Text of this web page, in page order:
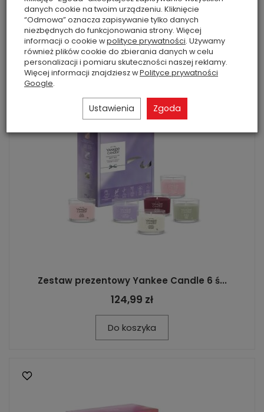
Zestaw zapachowy lawenda z Prowansj...
21,90 zł
Do koszyka
Zestaw prezentowy Yankee Candle 6 ś...
124,99 zł
Do koszyka
danych cookie na twoim urządzeniu. Kliknięcie
“Odmowa” oznacza zapisywanie tylko danych
niezbędnych do funkcjonowania strony. Więcej
informacji o cookie wpolityce prywatności. Używamy
również plików cookie do zbierania danych w celu
personalizacji i pomiaru skuteczności naszej reklamy.
Więcej informacji znajdziesz wPolityce prywatności
Google.
Ustawienia Zgoda